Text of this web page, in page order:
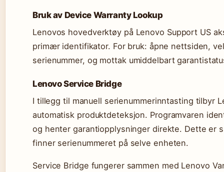
Bruk av Device Warranty Lookup
Lenovos hovedverktøy på Lenovo Support US
primær identifikator. For bruk: åpne nettsiden,
serienummer, og mottak umiddelbart
Lenovo Service Bridge
I tillegg til manuell serienummerinntasting tilbyr
automatisk produktdeteksjon. Programvaren
og henter garantiopplysninger direkte. Dette er
finner serienummeret på selve enheten.
Service Bridge fungerer sammen med Lenovo